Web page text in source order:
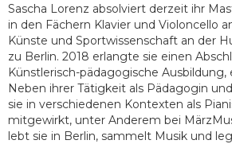
Sascha Lorenz absolviert derzeit ihr
in den Fächern Klavier und Violoncello
Künste und Sportwissenschaft an der
zu Berlin. 2018 erlangte sie einen
Künstlerisch-pädagogische Ausbildung,
Neben ihrer Tätigkeit als Pädagogin
sie in verschiedenen Kontexten als
mitgewirkt, unter Anderem bei
lebt sie in Berlin, sammelt Musik und